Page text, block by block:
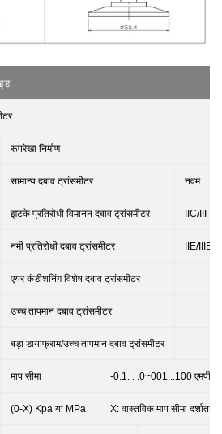
रूपरेखा निर्माण
सामान्य दबाव ट्रांसमीटर नवम
झटके प्रतिरोधी विमानन दबाव ट्रांसमीटर IIC/III
नमी प्रतिरोधी दबाव ट्रांसमीटर IIE/IIIE
एयर कंडीशनिंग विशेष दबाव ट्रांसमीटर
उच्च तापमान दबाव ट्रांसमीटर
बड़ा डायाफ्राम/उच्च तापमान दबाव ट्रांसमीटर
माप सीमा -0.1. . .0~001...100 एमपीए
(0-X) Kpa या MPa X: वास्तविक माप सीमा दर्शाता है